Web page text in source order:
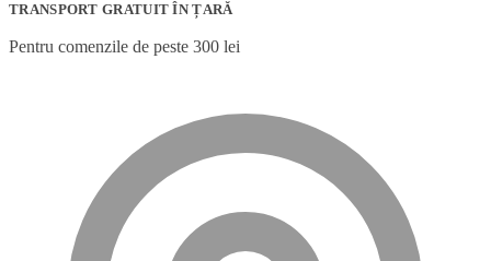
TRANSPORT GRATUIT ÎN ȚARĂ
Pentru comenzile de peste 300 lei